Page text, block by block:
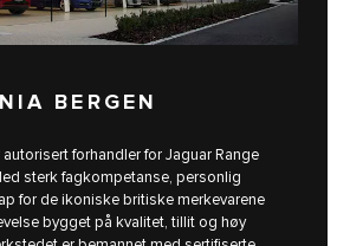
BERGEN
forhandler for Jaguar Range
sterk fagkompetanse, personlig
for de ikoniske britiske merkevarene
bygget på kvalitet, tillit og høy